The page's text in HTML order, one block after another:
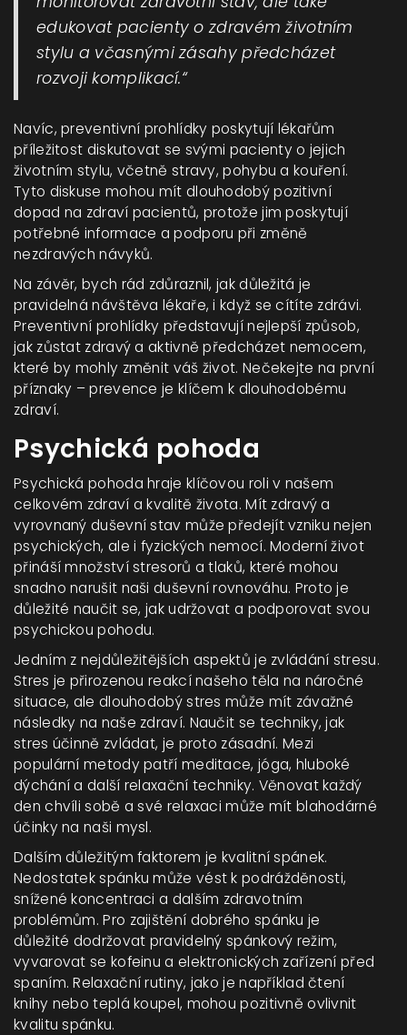
edukovat pacienty o zdravém životním
stylu a včasnými zásahy předcházet
rozvoji komplikací.“
Navíc, preventivní prohlídky poskytují lékařům
příležitost diskutovat se svými pacienty o jejich
životním stylu, včetně stravy, pohybu a kouření.
Tyto diskuse mohou mít dlouhodobý pozitivní
dopad na zdraví pacientů, protože jim poskytují
potřebné informace a podporu při změně
nezdravých návyků.
Na závěr, bych rád zdůraznil, jak důležitá je
pravidelná návštěva lékaře, i když se cítíte zdrávi.
Preventivní prohlídky představují nejlepší způsob,
jak zůstat zdravý a aktivně předcházet nemocem,
které by mohly změnit váš život. Nečekejte na první
příznaky – prevence je klíčem k dlouhodobému
zdraví.
Psychická pohoda
Psychická pohoda hraje klíčovou roli v našem
celkovém zdraví a kvalitě života. Mít zdravý a
vyrovnaný duševní stav může předejít vzniku nejen
psychických, ale i fyzických nemocí. Moderní život
přináší množství stresorů a tlaků, které mohou
snadno narušit naši duševní rovnováhu. Proto je
důležité naučit se, jak udržovat a podporovat svou
psychickou pohodu.
Jedním z nejdůležitějších aspektů je zvládání stresu.
Stres je přirozenou reakcí našeho těla na náročné
situace, ale dlouhodobý stres může mít závažné
následky na naše zdraví. Naučit se techniky, jak
stres účinně zvládat, je proto zásadní. Mezi
populární metody patří meditace, jóga, hluboké
dýchání a další relaxační techniky. Věnovat každý
den chvíli sobě a své relaxaci může mít blahodárné
účinky na naši mysl.
Dalším důležitým faktorem je kvalitní spánek.
Nedostatek spánku může vést k podrážděnosti,
snížené koncentraci a dalším zdravotním
problémům. Pro zajištění dobrého spánku je
důležité dodržovat pravidelný spánkový režim,
vyvarovat se kofeinu a elektronických zařízení před
spaním. Relaxační rutiny, jako je například čtení
knihy nebo teplá koupel, mohou pozitivně ovlivnit
kvalitu spánku.